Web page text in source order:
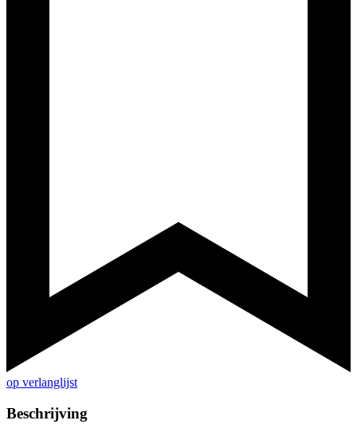
op verlanglijst
Beschrijving